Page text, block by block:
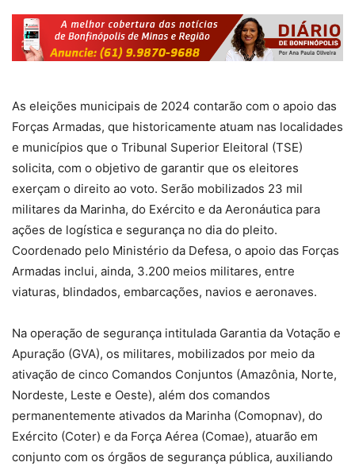
As eleições municipais de 2024 contarão com o apoio das
Forças Armadas, que historicamente atuam nas localidades
e municípios que o Tribunal Superior Eleitoral (TSE)
solicita, com o objetivo de garantir que os eleitores
exerçam o direito ao voto. Serão mobilizados 23 mil
militares da Marinha, do Exército e da Aeronáutica para
ações de logística e segurança no dia do pleito.
Coordenado pelo Ministério da Defesa, o apoio das Forças
Armadas inclui, ainda, 3.200 meios militares, entre
viaturas, blindados, embarcações, navios e aeronaves.
Na operação de segurança intitulada Garantia da Votação e
Apuração (GVA), os militares, mobilizados por meio da
ativação de cinco Comandos Conjuntos (Amazônia, Norte,
Nordeste, Leste e Oeste), além dos comandos
permanentemente ativados da Marinha (Comopnav), do
Exército (Coter) e da Força Aérea (Comae), atuarão em
conjunto com os órgãos de segurança pública, auxiliando